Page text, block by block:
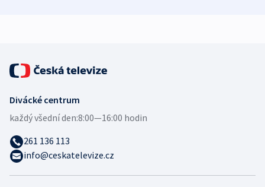
Divácké centrum
každý všední den:8:00—16:00 hodin
261 136 113
info@ceskatelevize.cz